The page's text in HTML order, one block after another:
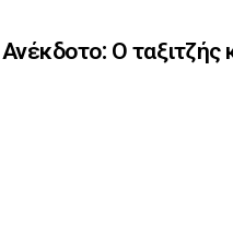
Ανέκδοτο: Ο ταξιτζής